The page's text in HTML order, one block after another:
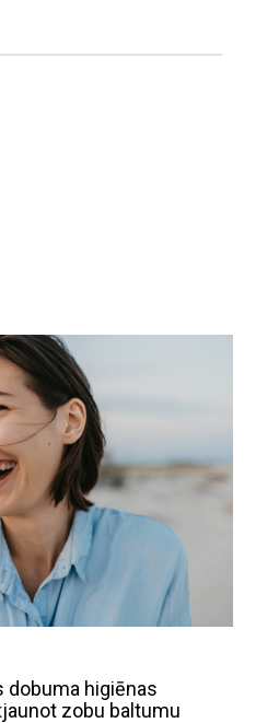
dobuma higiēnas
zobu baltumu